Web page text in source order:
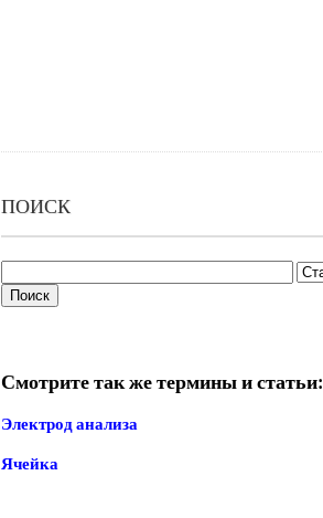
ПОИСК
Смотрите так же термины и статьи:
Электрод анализа
Ячейка